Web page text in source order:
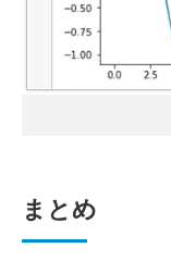
まとめ